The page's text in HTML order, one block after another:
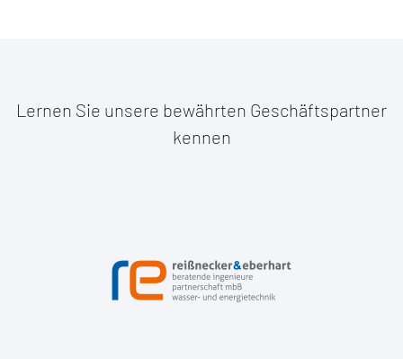
Lernen Sie unsere bewährten Geschäftspartner
kennen